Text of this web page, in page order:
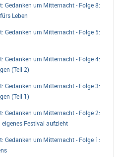
Gedanken um Mitternacht - Folge 8:
Leben
Gedanken um Mitternacht - Folge 5:
Gedanken um Mitternacht - Folge 4:
(Teil 2)
Gedanken um Mitternacht - Folge 3:
(Teil 1)
Gedanken um Mitternacht - Folge 2:
Festival aufzieht
Gedanken um Mitternacht - Folge 1: